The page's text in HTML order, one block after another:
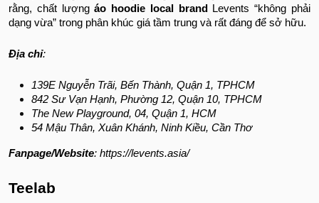
rằng, chất lượngáo hoodie local brand
Levents “không phải
dạng vừa” trong phân khúc giá tầm trung và rất đáng để sở hữu.
Địa chỉ:
139E Nguyễn Trãi, Bến Thành, Quận 1, TPHCM
842 Sư Vạn Hạnh, Phường 12, Quận 10, TPHCM
The New Playground, 04, Quận 1, HCM
54 Mậu Thân, Xuân Khánh, Ninh Kiều, Cần Thơ
Fanpage/Website: https://levents.asia/
Teelab